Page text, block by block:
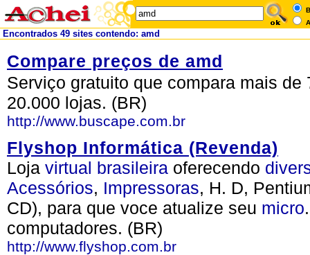
Encontrados 49 sites contendo: amd
Compare preços de amd
Serviço gratuito que compara mais
20.000 lojas. (BR)
http://www.buscape.com.br
Flyshop Informática (Revenda)
Loja virtual brasileira oferecendo
Acessórios, Impressoras, H. D,
CD), para que voce atualize seu micro
computadores. (BR)
http://www.flyshop.com.br